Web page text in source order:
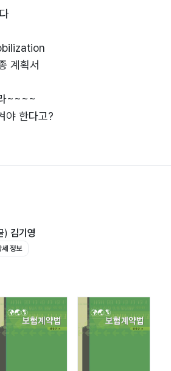
계획서
~~~~
야 한다고?
고 쓰자~~~~
뭉개라~~~
없는 것
ㅠㅠ
가 되어도
) 김기영
세 정보